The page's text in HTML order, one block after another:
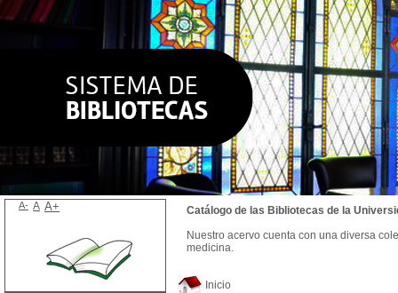
Inicio
Catálogo de las Bibliotecas de la
Nuestro acervo cuenta con una diversa
medicina.
A- A A+